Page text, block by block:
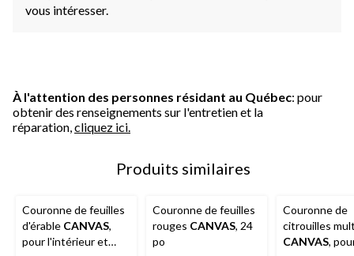
vous intéresser.
À l'attention des personnes résidant au Québec: pour
obtenir des renseignements sur l'entretien et la
réparation, cliquez ici.
Produits similaires
Couronne de feuilles
d'érable CANVAS,
pour l'intérieur et
Couronne de feuilles
rouges CANVAS, 24
po
Couronne de
citrouilles
CANVAS,